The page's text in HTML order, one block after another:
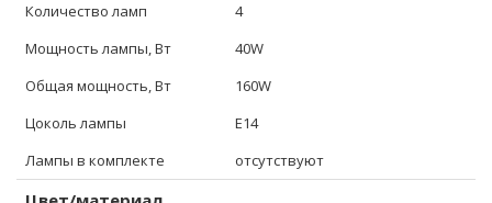
Количество ламп
4
Мощность лампы, Вт
40W
Общая мощность, Вт
160W
Цоколь лампы
E14
Лампы в комплекте
отсутствуют